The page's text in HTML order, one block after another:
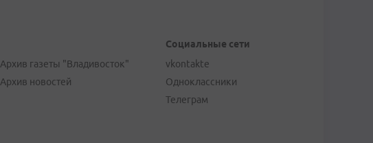
Архив газеты "Владивосток"
Архив новостей
Социальные сети
vkontakte
Одноклассники
Телеграм